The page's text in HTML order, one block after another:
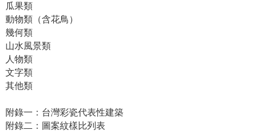
瓜果類
動物類（含花鳥）
幾何類
山水風景類
人物類
文字類
其他類
附錄一：台灣彩瓷代表性建築
附錄二：圖案紋樣比列表